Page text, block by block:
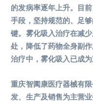
的发病率逐年上升。目
手段，坚持规范的、足
键。雾化吸入治疗在减
处，降低了药物全身副
治疗中，雾化吸入已成为
重庆智阖康医疗器械有
发、生产及销售为主营